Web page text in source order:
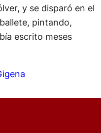
y se disparó en el
pintando,
escrito meses